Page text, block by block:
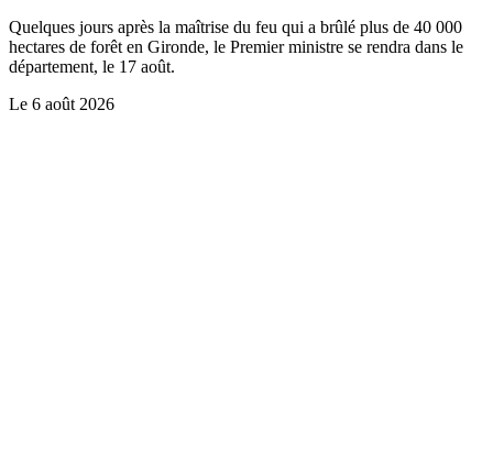
Quelques jours après la maîtrise du feu qui a brûlé plus de 40 000
hectares de forêt en Gironde, le Premier ministre se rendra dans le
département, le 17 août.
Le 6 août 2026